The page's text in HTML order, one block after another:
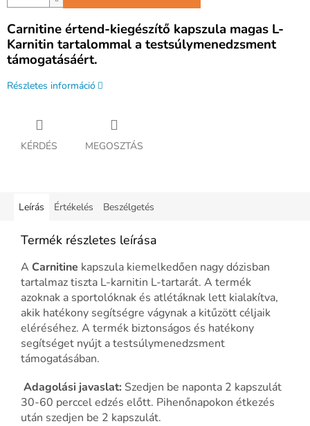
Carnitine értend-kiegészítő kapszula magas L-
Karnitin tartalommal a testsúlymenedzsment
támogatásáért.
Részletes információ
KÉRDÉS MEGOSZTÁS
Leírás Értékelés Beszélgetés
Termék részletes leírása
A Carnitine kapszula kiemelkedően nagy dózisban
tartalmaz tiszta L-karnitin L-tartarát. A termék
azoknak a sportolóknak és atlétáknak lett kialakítva,
akik hatékony segítségre vágynak a kitűzött céljaik
eléréséhez. A termék biztonságos és hatékony
segítséget nyújt a testsúlymenedzsment
támogatásában.
Adagolási javaslat: Szedjen be naponta 2 kapszulát
30-60 perccel edzés előtt. Pihenőnapokon étkezés
után szedjen be 2 kapszulát.